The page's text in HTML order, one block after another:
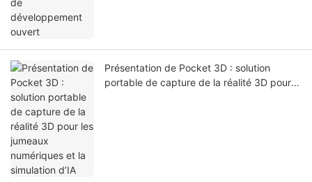
Présentation de Pocket 3D : solution
portable de capture de la réalité 3D pour